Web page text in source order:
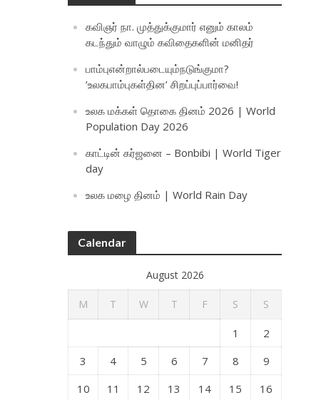
கவிஞர் நா. முத்துக்குமார் எனும் காலம்
கடந்தும் வாழும் கவிதைகளின் மனிதர்
பாம்புஎன்றால்படையும்நடுங்குமா?
‘உலகபாம்புகள்தின’ சிறப்புப்பார்வை!
உலக மக்கள் தொகை தினம் 2026 | World
Population Day 2026
காட்டின் கர்ஜனை – Bonbibi | World Tiger
day
உலக மழை தினம் | World Rain Day
Calendar
August 2026
M T W T F S S
1
2
3
4 5 6 7 8
9
10
11 12 13 14 15
16